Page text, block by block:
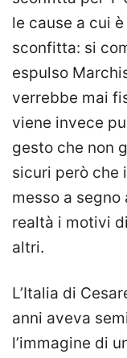
le cause a cui
sconfitta: si
espulso
verrebbe mai
viene invece
gesto che non
sicuri però che
messo a segno
realtà i motivi
altri.
L’Italia di
anni aveva
l’immagine di